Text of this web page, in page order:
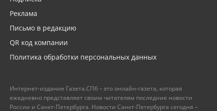
Реклама
Письмо в редакцию
QR код компании
Политика обработки персональных данных
Интернет-издание Газета.СПб – это онлайн-газета, которая
ежедневно представляет своим читателям последние новости
России и Санкт-Петербурга. Новости Санкт-Петербурга сегодня –